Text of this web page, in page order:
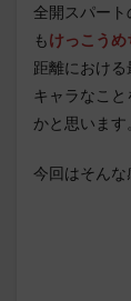
全開スパー
もけっこう
距離におけ
キャラなこと
かと思います
今回はそんな